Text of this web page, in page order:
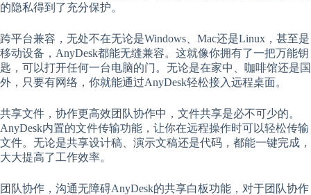
的隐私得到了充分保护。
跨平台兼容，无处不在无论是Windows、Mac还是Linux，甚至是
移动设备，AnyDesk都能无缝兼容。这就像你拥有了一把万能钥
匙，可以打开任何一台电脑的门。无论是在家中、咖啡馆还是国
外，只要有网络，你就能通过AnyDesk轻松接入远程桌面。
共享文件，协作更高效团队协作中，文件共享是必不可少的。
AnyDesk内置的文件传输功能，让你在远程操作时可以轻松传输
文件。无论是共享设计稿、演示文稿还是代码，都能一键完成，
大大提高了工作效率。
团队协作，沟通无障碍AnyDesk的共享白板功能，对于团队协作